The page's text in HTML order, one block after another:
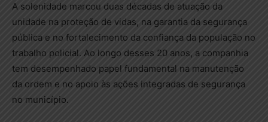
A solenidade marcou duas décadas de atuação da
unidade na proteção de vidas, na garantia da segurança
pública e no fortalecimento da confiança da população no
trabalho policial. Ao longo desses 20 anos, a companhia
tem desempenhado papel fundamental na manutenção
da ordem e no apoio às ações integradas de segurança
no município.